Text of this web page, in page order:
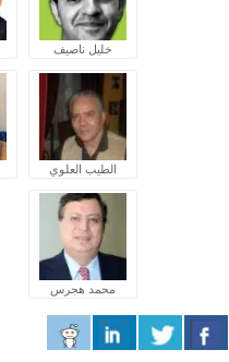
خليل ناصيف
الطيب العلوي
محمد هجرس